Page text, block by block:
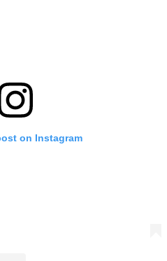
on Instagram